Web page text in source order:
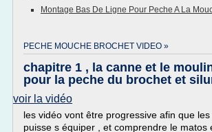
Montage Bas De Ligne Pour Peche A La
PECHE MOUCHE BROCHET VIDEO »
chapitre 1 , la canne et le
pour la peche du brochet et
voir la vidéo
les vidéo vont être progressive afin que
puisse s équiper , et comprendre le matos